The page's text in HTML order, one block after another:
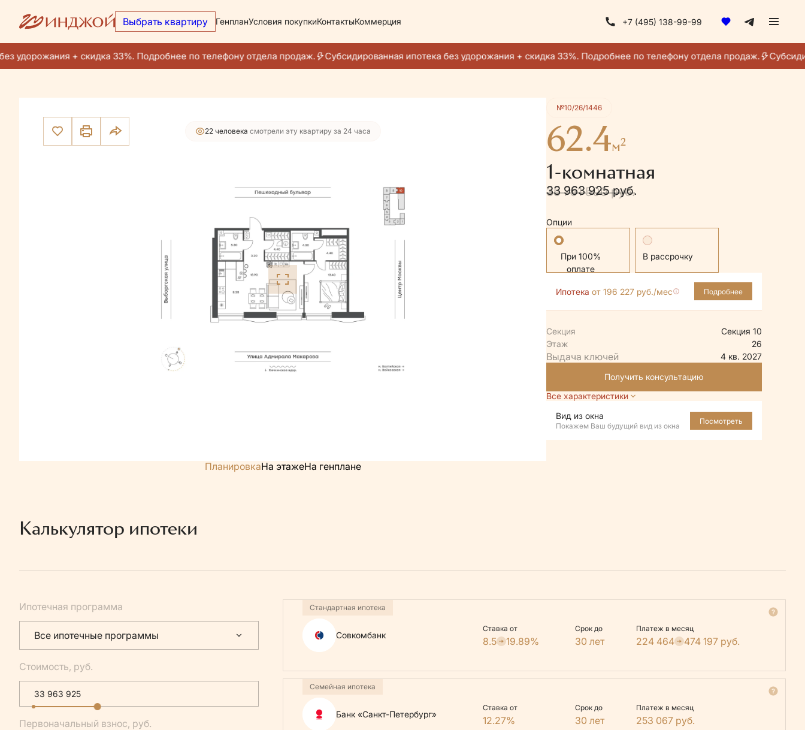
Выбрать квартиру ГенпланУсловия покупкиКонтактыКоммерция +7 (495) 138-99-99
удорожания + скидка 33%. Подробнее по телефону отдела продаж. Субсидированная ипотека без удорожания + скидка 33%. Подробнее по телефону отдела продаж.
1-комнатная62.4 м2
33 963 925 руб.Ипотекаот 196 227 руб./мес.
Получить консультацию
22 человекa смотрели эту квартиру за 24 часа
ПланировкаНа этажеНа генплане
№10/26/1446
62.4м2
1-комнатная
35 751 500 руб.
33 963 925 руб.
Опции
Стандартная В рассрочку
Ипотека от 196 227 руб./мес Подробнее
Секция
Секция 10
Этаж
26
4 кв. 2027
Получить консультацию
Все характеристики
Вид из окна
Покажем Ваш будущий вид из окна
Посмотреть
Калькулятор ипотеки
Ипотечная программа
Все ипотечные программы
Стоимость, руб.
Первоначальный взнос, руб.
Совкомбанк
Стандартная ипотека
Ставка от
8.5 19.89%
Срок до
30 лет
Платеж в месяц
224 464 474 197 руб.
Банк «Санкт-Петербург»
Семейная ипотека
Ставка от
12.27%
Срок до
30 лет
Платеж в месяц
253 067 руб.